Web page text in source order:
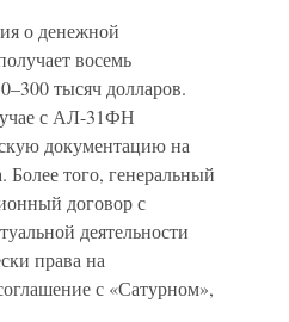
о денежной
восемь
тысяч долларов.
с АЛ-31ФН
документацию на
Более того, генеральный
договор с
деятельности
права на
с «Сатурном»,